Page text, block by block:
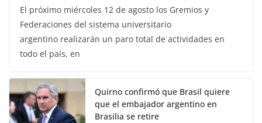
El próximo miércoles 12 de agosto los Gremios y
Federaciones del sistema universitario
argentino realizarán un paro total de actividades en
todo el país, en
Quirno confirmó que Brasil quiere
que el embajador argentino en
Brasilia se retire